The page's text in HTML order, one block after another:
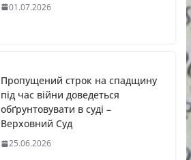
01.07.2026
Пропущений строк на спадщину
під час війни доведеться
обґрунтовувати в суді –
Верховний Суд
25.06.2026